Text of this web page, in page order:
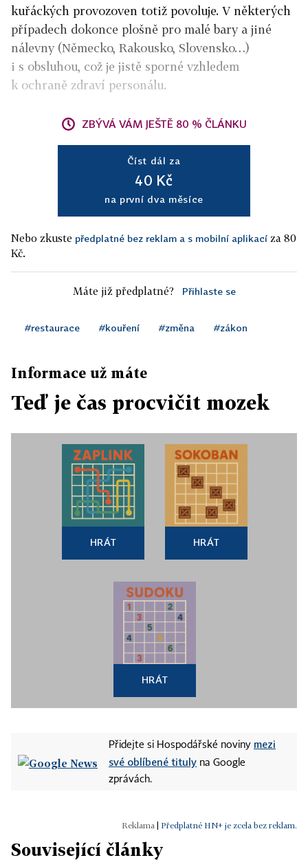
kuřáckých provozoven totiž povoluje. V některých
případech dokonce plošně pro malé bary a jiné
nálevny (Německo, Rakousko, Slovensko…)
i s obsluhou, což je jistě sporné vzhledem
k ochraně zdraví personálu.
ZBÝVÁ VÁM JEŠTĚ 80 % ČLÁNKU
Číst dál za
40 Kč
na první dva měsíce
Nebo zkuste předplatné bez reklam a s mobilní aplikací za 80
Kč.
Máte již předplatné? Přihlaste se
#restaurace #kouření #změna #zákon
Informace už máte
Teď je čas procvičit mozek
HRÁT HRÁT
HRÁT
Přidejte si Hospodářské noviny mezi
své oblíbené tituly na Google
zprávách.
Předplatné HN+ je zcela bez reklam.
Související články